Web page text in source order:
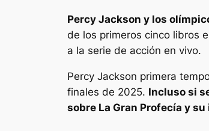
Percy Jackson y los
de los primeros cinco libros
a la serie de acción en vivo.
Percy Jackson primera
finales de 2025. Incluso si
sobre La Gran Profecía y